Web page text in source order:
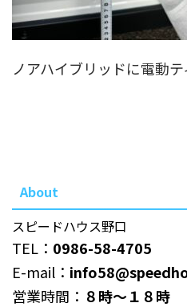
ノアハイブリッドに電動
About
スピードハウス野口
TEL： 0986-58-4705
E-mail：
営業時間： ８時～１８時